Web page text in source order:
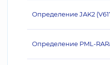
Определение JAK2
Определение PML-